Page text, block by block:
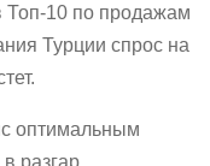
Топ-10 по продажам
Турции спрос на
оптимальным
разгар